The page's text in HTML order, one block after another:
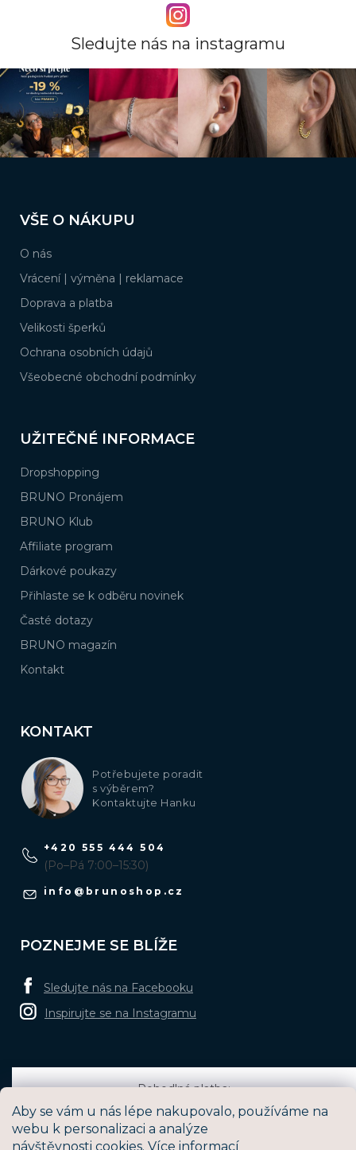
Aby se vám u nás lépe nakupovalo, používáme na
webu k personalizaci a analýze
návštěvnosti cookies. Více informací
á
d
a
í
p
r
v
y
v
Sledujte nás na instagramu
pVŠE O NÁKUPU
O nás
Vrácení | výměna | reklamace
Doprava a platba
Velikosti šperků
Ochrana osobních údajů
Všeobecné obchodní podmínky
UŽITEČNÉ INFORMACE
Dropshopping
BRUNO Pronájem
BRUNO Klub
Affiliate program
Dárkové poukazy
Přihlaste se k odběru novinek
Časté dotazy
BRUNO magazín
Kontakt
KONTAKT
Potřebujete poradit
s výběrem?
Kontaktujte Hanku
info @ brunoshop.cz
+420 555 444 504
(Po–Pá 7:00–15:30)
POZNEJME SE BLÍŽE
Sledujte nás na Facebooku
Inspirujte se na Instagramu
Pohodlná platba: